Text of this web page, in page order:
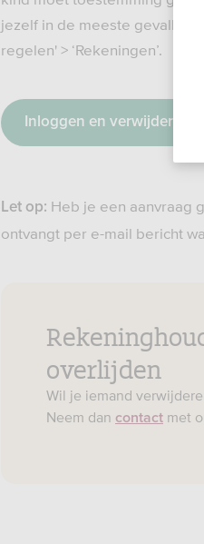
jezelf in de meeste gevallen
regelen' > ‘Rekeningen’.
Inloggen en verwijderen
Let op: Heb je een aanvraag
ontvangt per e-mail bericht
overlijden
Wil je iemand
Neem dan contact met